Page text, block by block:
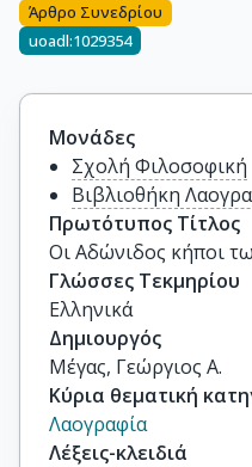
Άρθρο Συνεδρίου
uoadl:1029354
Μονάδες
Σχολή Φιλοσοφική
Βιβλιοθήκη
Πρωτότυπος Τίτλος
Οι Αδώνιδος κήποι
Γλώσσες Τεκμηρίου
Ελληνικά
Δημιουργός
Μέγας, Γεώργιος Α.
Κύρια θεματική
Λαογραφία
Λέξεις-κλειδιά